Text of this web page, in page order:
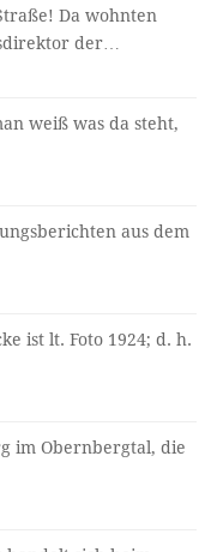
Da wohnten
der…
weiß was da steht,
aus dem
ist lt. Foto 1924; d. h.
im Obernbergtal, die